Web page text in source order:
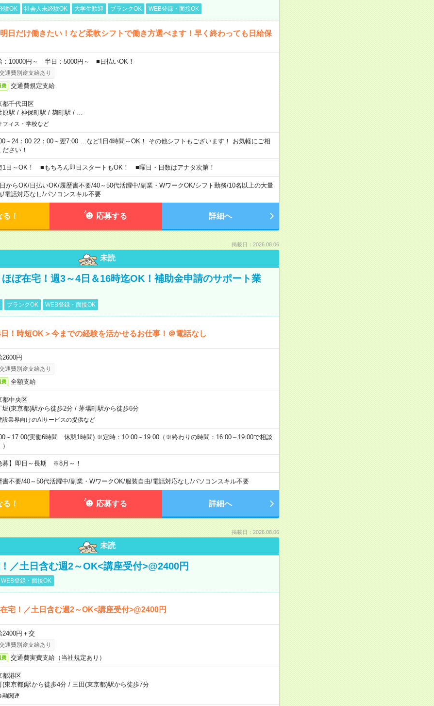
験OK 社会人未経験OK 大学生歓迎 ブランクOK WEB登録・面接OK
日だけ働きたい！など柔軟シフトで働き方選べます！早く終わっても日給保
：10000円～ 半日：5000円～ ■日払いOK！
通費別途支給あり
費 交通費規定支給
都千代田区
原駅 / 神保町駅 / 麹町駅 /
フィス・学校など
～24：00 22：00～翌7:00 …など1日4時間～OK！ その他シフトもございます！ お気軽にご相
ださい！
1日～OK！ ■もちろん即日スタートもOK！ ■曜日・日数はアナタ次第！
からOK/日払いOK/履歴書不要/40～50代活躍中/副業・WワークOK/シフト勤務/10名以上の大量
/電話対応なし/パソコンスキル不要
！ 応募する 詳細へ
掲載日：2026.08.06
未読
ぼ在宅！週3～4日＆16時迄OK！補助金申請のサポート業
ブランクOK WEB登録・面接OK
日！時短OK＞今までの経験を活かせるお仕事！＠電話なし
2600円
通費別途支給あり
費 全額支給
都中央区
堀(東京都)駅から徒歩2分/ 茅場町駅から徒歩6分
設業界向けのAIサービスの提供など
～17:00(実働6時間 休憩1時間) ※定時：10:00～19:00（※終わりの時間：16:00～19:00で相談
募】即日～長期 ※8月～！
書不要/40～50代活躍中/副業・WワークOK/服装自由/電話対応なし/パソコンスキル不要
！ 応募する 詳細へ
掲載日：2026.08.06
未読
／土日含む週2～OK<講座受付>@2400円
WEB登録・面接OK
宅！／土日含む週2～OK<講座受付>@2400円
2400円＋交
通費別途支給あり
費 交通費実費支給（当社規定あり）
都港区
(東京都)駅から徒歩4分/ 三田(東京都)駅から徒歩7分
融関連